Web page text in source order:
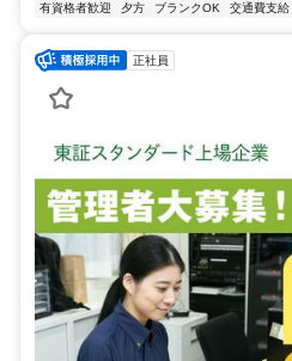
有資格者歓迎
夕方 ブランクOK 交通費支給
正社員